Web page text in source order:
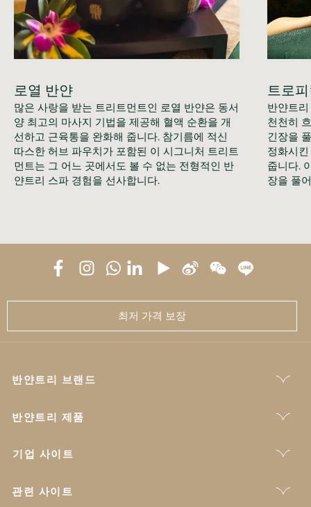
로열 반얀
많은 사랑을 받는 트리트먼트인 로열 반얀은 동서
양 최고의 마사지 기법을 제공해 혈액 순환을 개
선하고 근육통을 완화해 줍니다. 참기름에 적신
따스한 허브 파우치가 포함된 이 시그니처 트리트
먼트는 그 어느 곳에서도 볼 수 없는 전형적인 반
얀트리 스파 경험을 선사합니다.
트로
반얀트
천천히
긴장을
정화시
줍니다.
장을 풀
최저 가격 보장
반얀트리 브랜드
반얀트리 제품
기업 사이트
관련 사이트